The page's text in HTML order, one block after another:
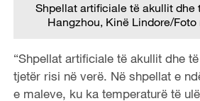
Shpellat artificiale të akullit dhe
Hangzhou, Kinë Lindore/
“Shpellat artificiale të akullit dhe
tjetër risi në verë. Në shpellat e
e maleve, ku ka temperaturë të